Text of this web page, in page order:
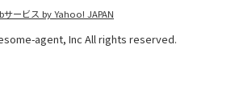
サービス by Yahoo! JAPAN
agent, Inc All rights reserved.